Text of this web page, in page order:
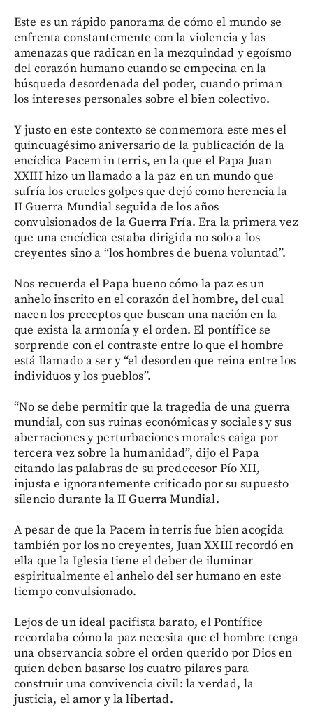
Este es un rápido panorama de cómo el mundo se
enfrenta constantemente con la violencia y las
amenazas que radican en la mezquindad y egoísmo
del corazón humano cuando se empecina en la
búsqueda desordenada del poder, cuando priman
los intereses personales sobre el bien colectivo.
Y justo en este contexto se conmemora este mes el
quincuagésimo aniversario de la publicación de la
encíclica Pacem in terris, en la que el Papa Juan
XXIII hizo un llamado a la paz en un mundo que
sufría los crueles golpes que dejó como herencia la
II Guerra Mundial seguida de los años
convulsionados de la Guerra Fría. Era la primera vez
que una encíclica estaba dirigida no solo a los
creyentes sino a “los hombres de buena voluntad”.
Nos recuerda el Papa bueno cómo la paz es un
anhelo inscrito en el corazón del hombre, del cual
nacen los preceptos que buscan una nación en la
que exista la armonía y el orden. El pontífice se
sorprende con el contraste entre lo que el hombre
está llamado a ser y “el desorden que reina entre los
individuos y los pueblos”.
“No se debe permitir que la tragedia de una guerra
mundial, con sus ruinas económicas y sociales y sus
aberraciones y perturbaciones morales caiga por
tercera vez sobre la humanidad”, dijo el Papa
citando las palabras de su predecesor Pío XII,
injusta e ignorantemente criticado por su supuesto
silencio durante la II Guerra Mundial.
A pesar de que la Pacem in terris fue bien acogida
también por los no creyentes, Juan XXIII recordó en
ella que la Iglesia tiene el deber de iluminar
espiritualmente el anhelo del ser humano en este
tiempo convulsionado.
Lejos de un ideal pacifista barato, el Pontífice
recordaba cómo la paz necesita que el hombre tenga
una observancia sobre el orden querido por Dios en
quien deben basarse los cuatro pilares para
construir una convivencia civil: la verdad, la
justicia, el amor y la libertad.